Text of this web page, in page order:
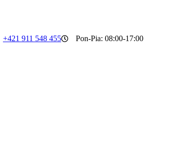
+421 911 548 455 Pon-Pia: 08:00-17:00